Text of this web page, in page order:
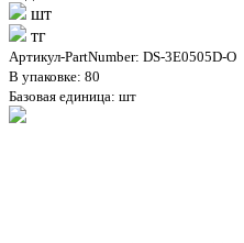
шт
тг
Артикул-PartNumber: DS-3E0505D-O
В упаковке: 80
Базовая единица: шт